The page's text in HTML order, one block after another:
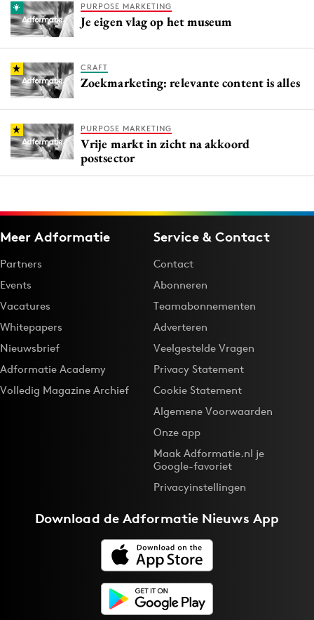
PURPOSE MARKETING
Je eigen vlag op het museum
CRAFT
Zoekmarketing: relevante content is alles
PURPOSE MARKETING
Vrije markt in zicht na akkoord
postsector
Meer Adformatie
Partners
Events
Vacatures
Whitepapers
Nieuwsbrief
Adformatie Academy
Volledig Magazine Archief
Service & Contact
Contact
Abonneren
Teamabonnementen
Adverteren
Veelgestelde Vragen
Privacy Statement
Cookie Statement
Algemene Voorwaarden
Onze app
Maak Adformatie.nl je
Google-favoriet
Privacyinstellingen
Download deAdformatie Nieuws App